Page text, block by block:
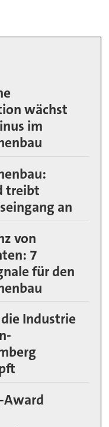
wächst
im
treibt
an
von
7
für den
Industrie
Award